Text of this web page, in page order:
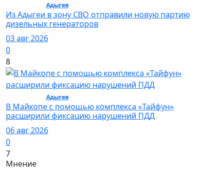
Адыгея/ Общество
Из Адыгеи в зону СВО отправили новую партию
дизельных генераторов
03 авг 2026
0
8
Адыгея/ Общество
В Майкопе с помощью комплекса «Тайфун»
расширили фиксацию нарушений ПДД
06 авг 2026
0
7
Мнение